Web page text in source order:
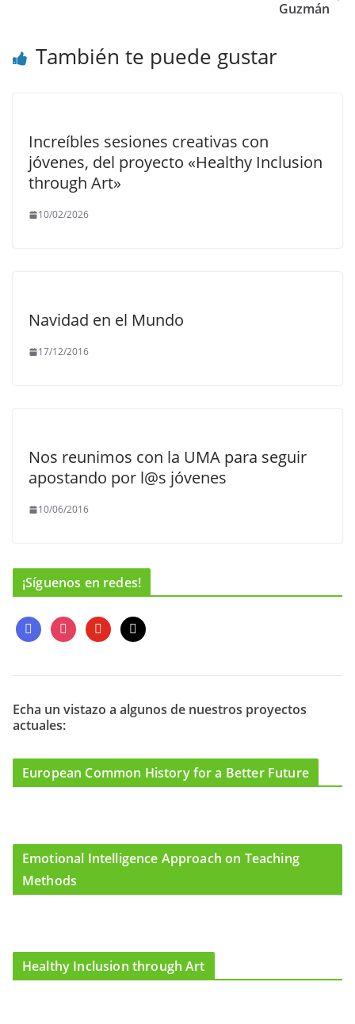
Guzmán
También te puede gustar
Increíbles sesiones creativas con
jóvenes, del proyecto «Healthy Inclusion
through Art»
10/02/2026
Navidad en el Mundo
17/12/2016
Nos reunimos con la UMA para seguir
apostando por l@s jóvenes
10/06/2016
¡Síguenos en redes!
f
a
e
o
o
i
n
t
g
r
m
y
o
t
b
m
a
l
Echa un vistazo a algunos de nuestros proyectos
actuales:
European Common History for a Better Future
Emotional Intelligence Approach on Teaching
Methods
Healthy Inclusion through Art